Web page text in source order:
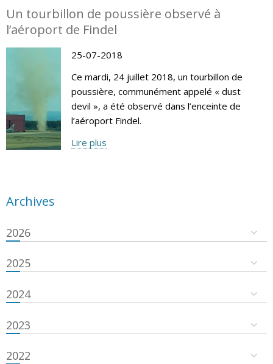
Un tourbillon de poussière observé à
l’aéroport de Findel
25-07-2018
Ce mardi, 24 juillet 2018, un tourbillon de
poussière, communément appelé « dust
devil », a été observé dans l’enceinte de
l’aéroport Findel.
Lire plus
Archives
2026
2025
2024
2023
2022